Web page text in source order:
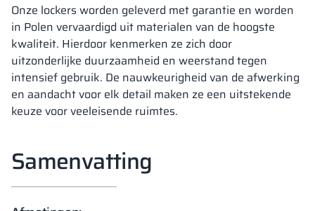
Onze lockers worden geleverd met garantie en worden
in Polen vervaardigd uit materialen van de hoogste
kwaliteit. Hierdoor kenmerken ze zich door
uitzonderlijke duurzaamheid en weerstand tegen
intensief gebruik. De nauwkeurigheid van de afwerking
en aandacht voor elk detail maken ze een uitstekende
keuze voor veeleisende ruimtes.
Samenvatting